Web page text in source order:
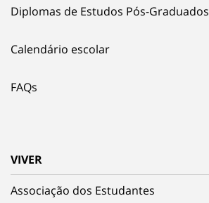
Diplomas de Estudos Pós-Graduados
Calendário escolar
FAQs
VIVER
Associação dos Estudantes